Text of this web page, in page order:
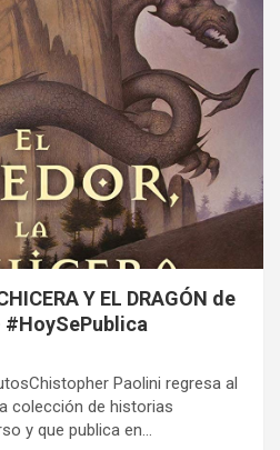
Y EL DRAGÓN de
Paolini regresa al
colección de historias
y que publica en…